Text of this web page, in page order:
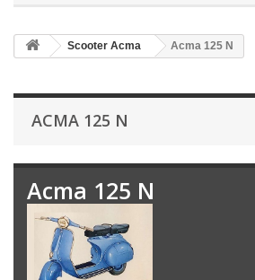
Scooter Acma Acma 125 N
ACMA 125 N
Acma 125 N